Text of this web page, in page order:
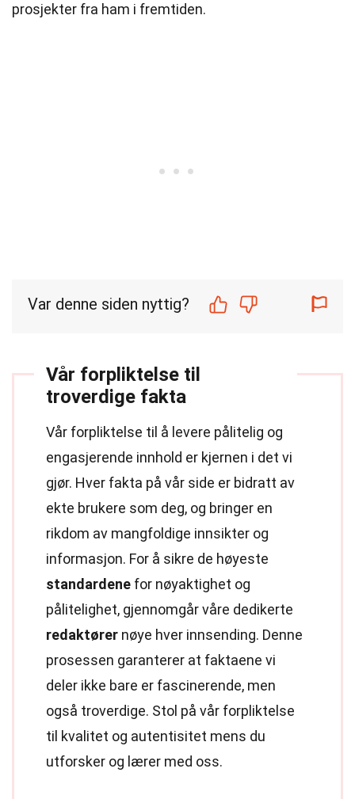
prosjekter fra ham i fremtiden.
Var denne siden nyttig?
Vår forpliktelse til
troverdige fakta
Vår forpliktelse til å levere pålitelig og
engasjerende innhold er kjernen i det vi
gjør. Hver fakta på vår side er bidratt av
ekte brukere som deg, og bringer en
rikdom av mangfoldige innsikter og
informasjon. For å sikre de høyeste
standardene for nøyaktighet og
pålitelighet, gjennomgår våre dedikerte
redaktører nøye hver innsending. Denne
prosessen garanterer at faktaene vi
deler ikke bare er fascinerende, men
også troverdige. Stol på vår forpliktelse
til kvalitet og autentisitet mens du
utforsker og lærer med oss.